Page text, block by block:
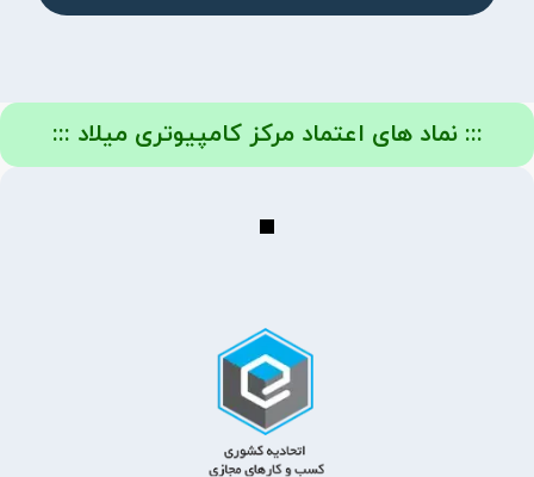
::: نماد های اعتماد مرکز کامپیوتری میلاد :::